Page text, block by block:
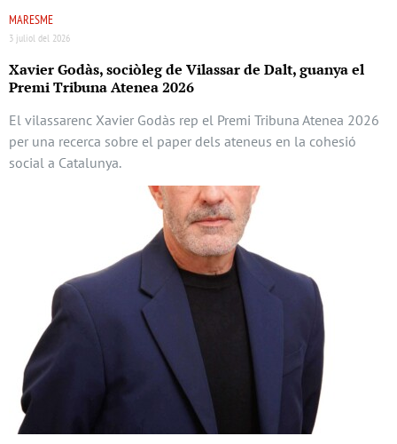
MARESME
3 juliol del 2026
Xavier Godàs, sociòleg de Vilassar de Dalt, guanya el
Premi Tribuna Atenea 2026
El vilassarenc Xavier Godàs rep el Premi Tribuna Atenea 2026
per una recerca sobre el paper dels ateneus en la cohesió
social a Catalunya.